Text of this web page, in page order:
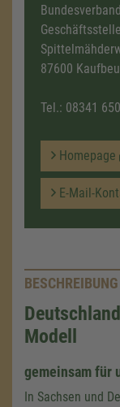
Geschäftsstelle
87600
Tel.: 08341
Homepage
E-Mail-
BESCHREIBUNG
Modell
gemeinsam für
In Sachsen und